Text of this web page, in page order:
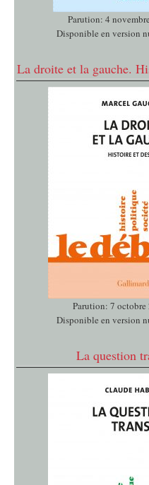
Parution: 4
Disponible en version
La droite et la gauche.
Parution: 7 octobre
Disponible en version
La question